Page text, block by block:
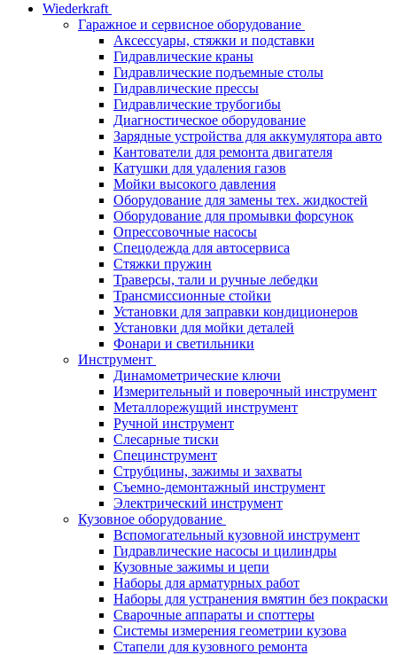
Wiederkraft
Гаражное и сервисное оборудование
Аксессуары, стяжки и подставки
Гидравлические краны
Гидравлические подъемные столы
Гидравлические прессы
Гидравлические трубогибы
Диагностическое оборудование
Зарядные устройства для аккумулятора авто
Кантователи для ремонта двигателя
Катушки для удаления газов
Мойки высокого давления
Оборудование для замены тех. жидкостей
Оборудование для промывки форсунок
Опрессовочные насосы
Спецодежда для автосервиса
Стяжки пружин
Траверсы, тали и ручные лебедки
Трансмиссионные стойки
Установки для заправки кондиционеров
Установки для мойки деталей
Фонари и светильники
Инструмент
Динамометрические ключи
Измерительный и поверочный инструмент
Металлорежущий инструмент
Ручной инструмент
Слесарные тиски
Специнструмент
Струбцины, зажимы и захваты
Съемно-демонтажный инструмент
Электрический инструмент
Кузовное оборудование
Вспомогательный кузовной инструмент
Гидравлические насосы и цилиндры
Кузовные зажимы и цепи
Наборы для арматурных работ
Наборы для устранения вмятин без покраски
Сварочные аппараты и споттеры
Системы измерения геометрии кузова
Стапели для кузовного ремонта